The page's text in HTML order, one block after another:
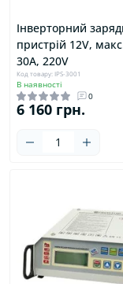
Інверторний
пристрій 12V,
30A, 220V
Код товару: IPS-3001
В наявності
0
6 160 грн.